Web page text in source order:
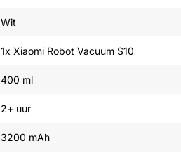
Wit
1x Xiaomi Robot Vacuum S10
400 ml
2+ uur
3200 mAh